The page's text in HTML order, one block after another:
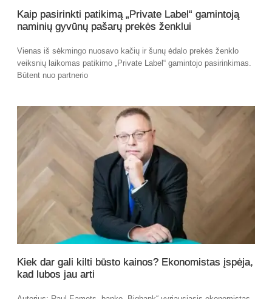
Kaip pasirinkti patikimą „Private Label“ gamintoją
naminių gyvūnų pašarų prekės ženklui
Vienas iš sėkmingo nuosavo kačių ir šunų ėdalo prekės ženklo
veiksnių laikomas patikimo „Private Label“ gamintojo pasirinkimas.
Būtent nuo partnerio
Kiek dar gali kilti būsto kainos? Ekonomistas įspėja,
kad lubos jau arti